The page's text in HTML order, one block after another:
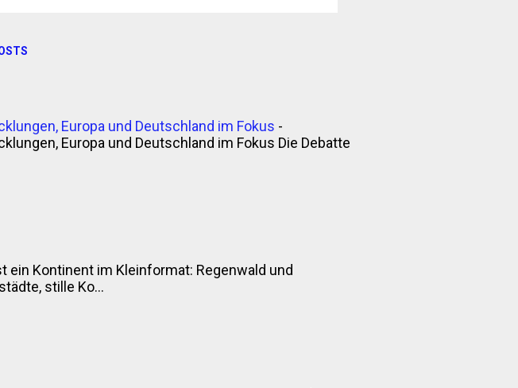
Europa und Deutschland im Fokus -
Europa und Deutschland im Fokus Die Debatte
ein Kontinent im Kleinformat: Regenwald und
stille Ko...